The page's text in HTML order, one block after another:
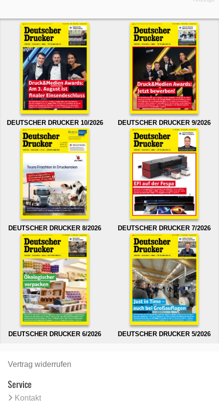
DEUTSCHER DRUCKER 10/2026 DEUTSCHER DRUCKER 9/2026
DEUTSCHER DRUCKER 8/2026 DEUTSCHER DRUCKER 7/2026
DEUTSCHER DRUCKER 6/2026 DEUTSCHER DRUCKER 5/2026
Vertrag widerrufen
Service
Kontakt